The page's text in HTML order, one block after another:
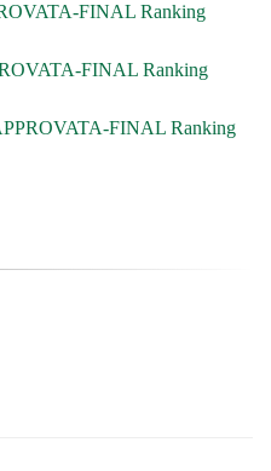
FINAL Ranking
FINAL Ranking
FINAL Ranking